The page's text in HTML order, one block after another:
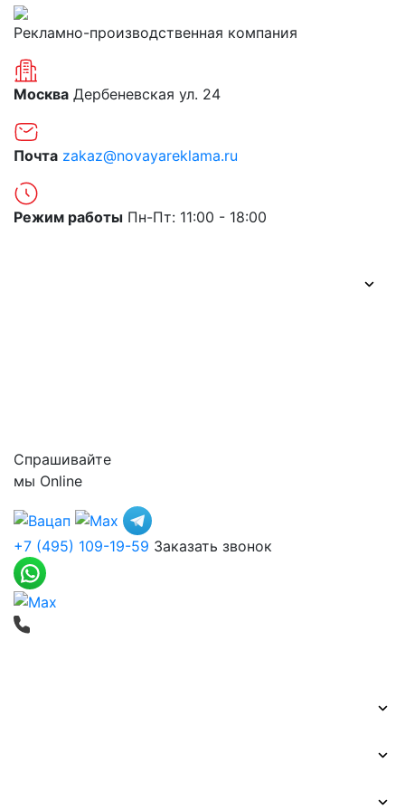
Рекламно-производственная компания
Москва Дербеневская ул. 24
Почта zakaz@novayareklama.ru
Режим работы Пн-Пт: 11:00 - 18:00
Спрашивайте
мы Online
+7 (495) 109-19-59 Заказать звонок